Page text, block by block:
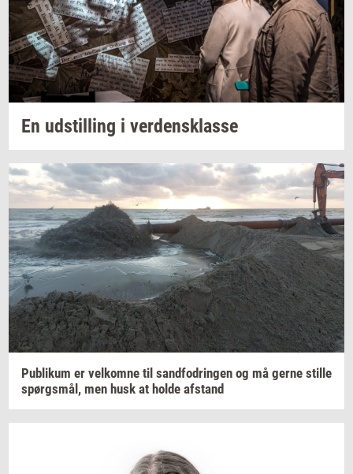
En ud­stil­ling i ver­dens­klas­se
Pu­bli­kum er vel­kom­ne til sand­fod­rin­gen og må gerne stil­le
spørgs­mål, men husk at holde af­stand